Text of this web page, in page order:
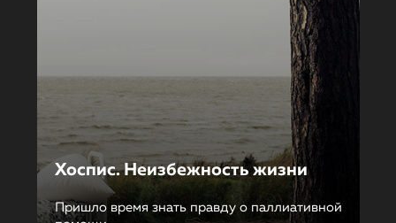
Хоспис. Неизбежность жизни
Пришло время знать правду о паллиативной